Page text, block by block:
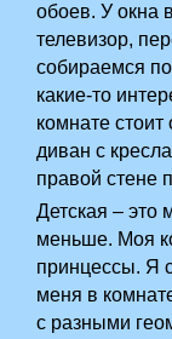
обоев. У окна
телевизор,
собираемся
какие-то
комнате
диван с
правой стене
Детская – это
меньше. Моя
принцессы. Я
меня в
с разными